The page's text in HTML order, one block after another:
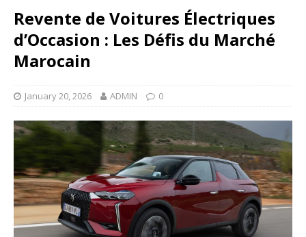
Revente de Voitures Électriques
d’Occasion : Les Défis du Marché
Marocain
January 20, 2026 ADMIN 0